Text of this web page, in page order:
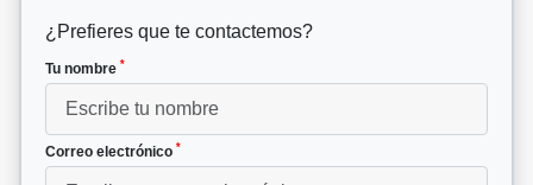
¿Prefieres que te contactemos?
Tu nombre *
Correo electrónico *